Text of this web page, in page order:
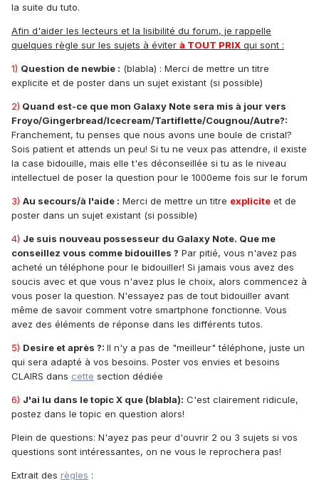
la suite du tuto.
Afin d'aider les lecteurs et la lisibilité du forum, je rappelle
quelques règle sur les sujets à éviter à TOUT PRIX qui sont :
1) Question de newbie : (blabla) : Merci de mettre un titre
explicite et de poster dans un sujet existant (si possible)
2) Quand est-ce que mon Galaxy Note sera mis à jour vers
Froyo/Gingerbread/Icecream/Tartiflette/Cougnou/Autre?:
Franchement, tu penses que nous avons une boule de cristal?
Sois patient et attends un peu! Si tu ne veux pas attendre, il existe
la case bidouille, mais elle t'es déconseillée si tu as le niveau
intellectuel de poser la question pour le 1000eme fois sur le forum
3) Au secours/à l'aide : Merci de mettre un titre explicite et de
poster dans un sujet existant (si possible)
4) Je suis nouveau possesseur du Galaxy Note. Que me
conseillez vous comme bidouilles ? Par pitié, vous n'avez pas
acheté un téléphone pour le bidouiller! Si jamais vous avez des
soucis avec et que vous n'avez plus le choix, alors commencez à
vous poser la question. N'essayez pas de tout bidouiller avant
même de savoir comment votre smartphone fonctionne. Vous
avez des éléments de réponse dans les différents tutos.
5) Desire et après ?: Il n'y a pas de "meilleur" téléphone, juste un
qui sera adapté à vos besoins. Poster vos envies et besoins
CLAIRS dans cette section dédiée
6) J'ai lu dans le topic X que (blabla): C'est clairement ridicule,
postez dans le topic en question alors!
Plein de questions: N'ayez pas peur d'ouvrir 2 ou 3 sujets si vos
questions sont intéressantes, on ne vous le reprochera pas!
Extrait des règles :